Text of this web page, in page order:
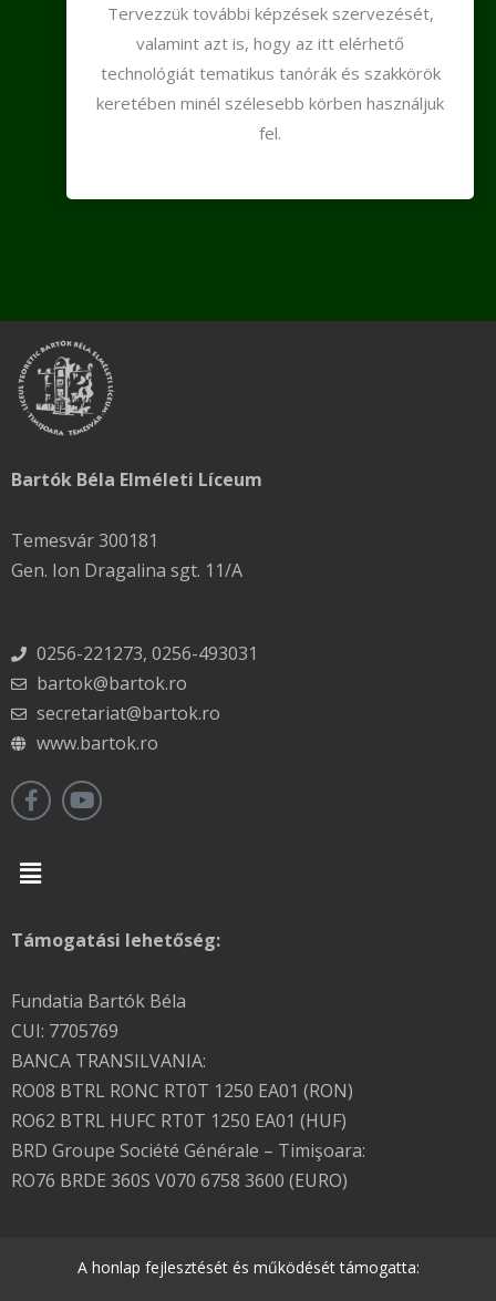
Tervezzük további képzések szervezését,
valamint azt is, hogy az itt elérhető
technológiát tematikus tanórák és szakkörök
keretében minél szélesebb körben használjuk
fel.
Bartók Béla Elméleti Líceum
Temesvár 300181
Gen. Ion Dragalina sgt. 11/A
0256-221273, 0256-493031
bartok@bartok.ro
secretariat@bartok.ro
www.bartok.ro
Menu
Támogatási lehetőség:
Fundatia Bartók Béla
CUI: 7705769
BANCA TRANSILVANIA:
RO08 BTRL RONC RT0T 1250 EA01 (RON)
RO62 BTRL HUFC RT0T 1250 EA01 (HUF)
BRD Groupe Société Générale – Timişoara:
RO76 BRDE 360S V070 6758 3600 (EURO)
A honlap fejlesztését és működését támogatta: